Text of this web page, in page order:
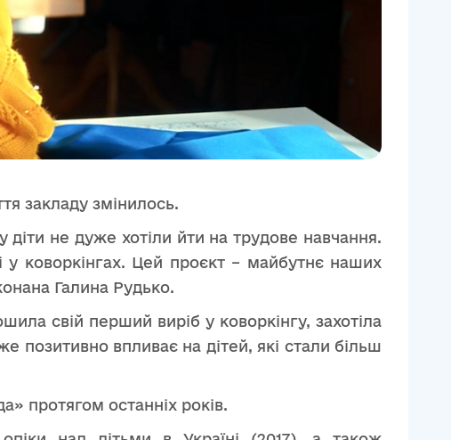
закладу змінилось.
не дуже хотіли йти на трудове навчання.
у коворкінгах. Цей проєкт – майбутнє наших
Галина Рудько.
свій перший виріб у коворкінгу, захотіла
позитивно впливає на дітей, які стали більш
протягом останніх років.